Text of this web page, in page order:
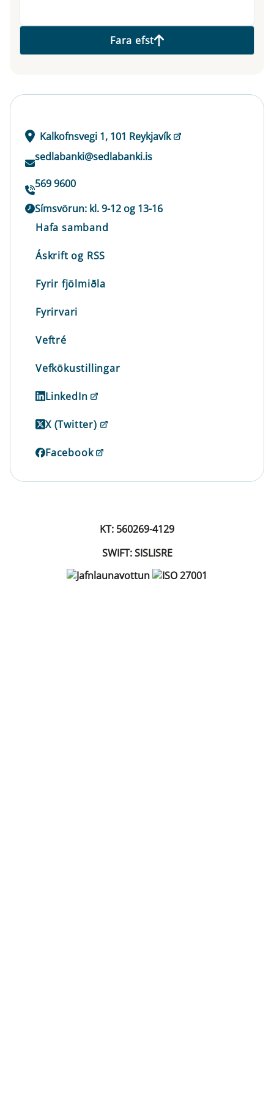
Fara efst
Kalkofnsvegi 1, 101 Reykjavík
sedlabanki@sedlabanki.is
569 9600
Símsvörun: kl. 9-12 og 13-16
Hafa samband
Áskrift og RSS
Fyrir fjölmiðla
Fyrirvari
Veftré
Vefkökustillingar
LinkedIn
X (Twitter)
Facebook
KT: 560269-4129
SWIFT: SISLISRE